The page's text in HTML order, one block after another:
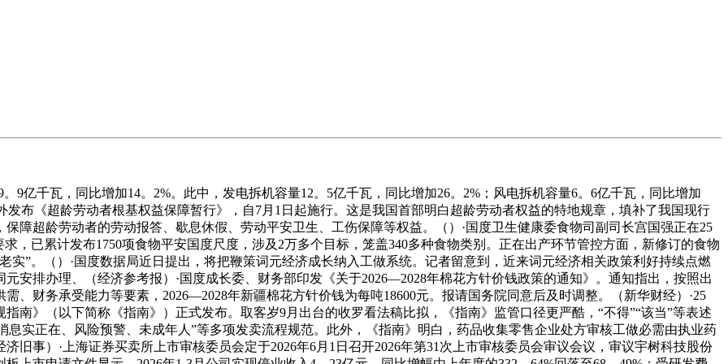
千瓦，同比增加14。2%。此中，发电拆机容量12。5亿千瓦，同比增加26。2%；风电拆机容量6。6亿千瓦，同比增加
发布《超龄劳动者根基权益保障暂行》，自7月1日起施行。这是我国首部明白超龄劳动者权益的特地规章，填补了我国现行
障超龄劳动者的劳动报答、歇息休假、劳动平安卫生、工伤保障等权益。（）·国度卫生健康委食物司副司长宫国强正在25
，已累计发布1750项食物平安国度尺度，涉及2万多个目标，笼盖340多种食物类别。正在出产环节管控方面，新修订的食物
实”。（）·国度数据局近日提出，将把鞭策词元经济成长纳入工做系统。记者留意到，近来词元经济相关政策利好持续点燃
安排办理、（经济参考报）·国度成长委、财务部印发《关于2026—2028年棉花方针价钱政策的通知》。通知指出，按照出
、财务承受能力等要素，2026—2028年新疆棉花方针价钱为每吨18600元。报请国务院同意后及时调整。（新华财经）·25
南》（以下简称《指南》）正式发布。取客岁9月出台的收罗看法稿比拟，《指南》监管口径更严酷，“不得”“该当”等表述
息实正在、风险预警、未成年人”等多项发卖流程规范。此外，《指南》明白，药品收集零售企业处方审核工做必需由执业药
旧事）·上海证券买卖所上市审核委员会定于2026年6月1日召开2026年第31次上市审核委员会审议会议，审议宇树科技股份